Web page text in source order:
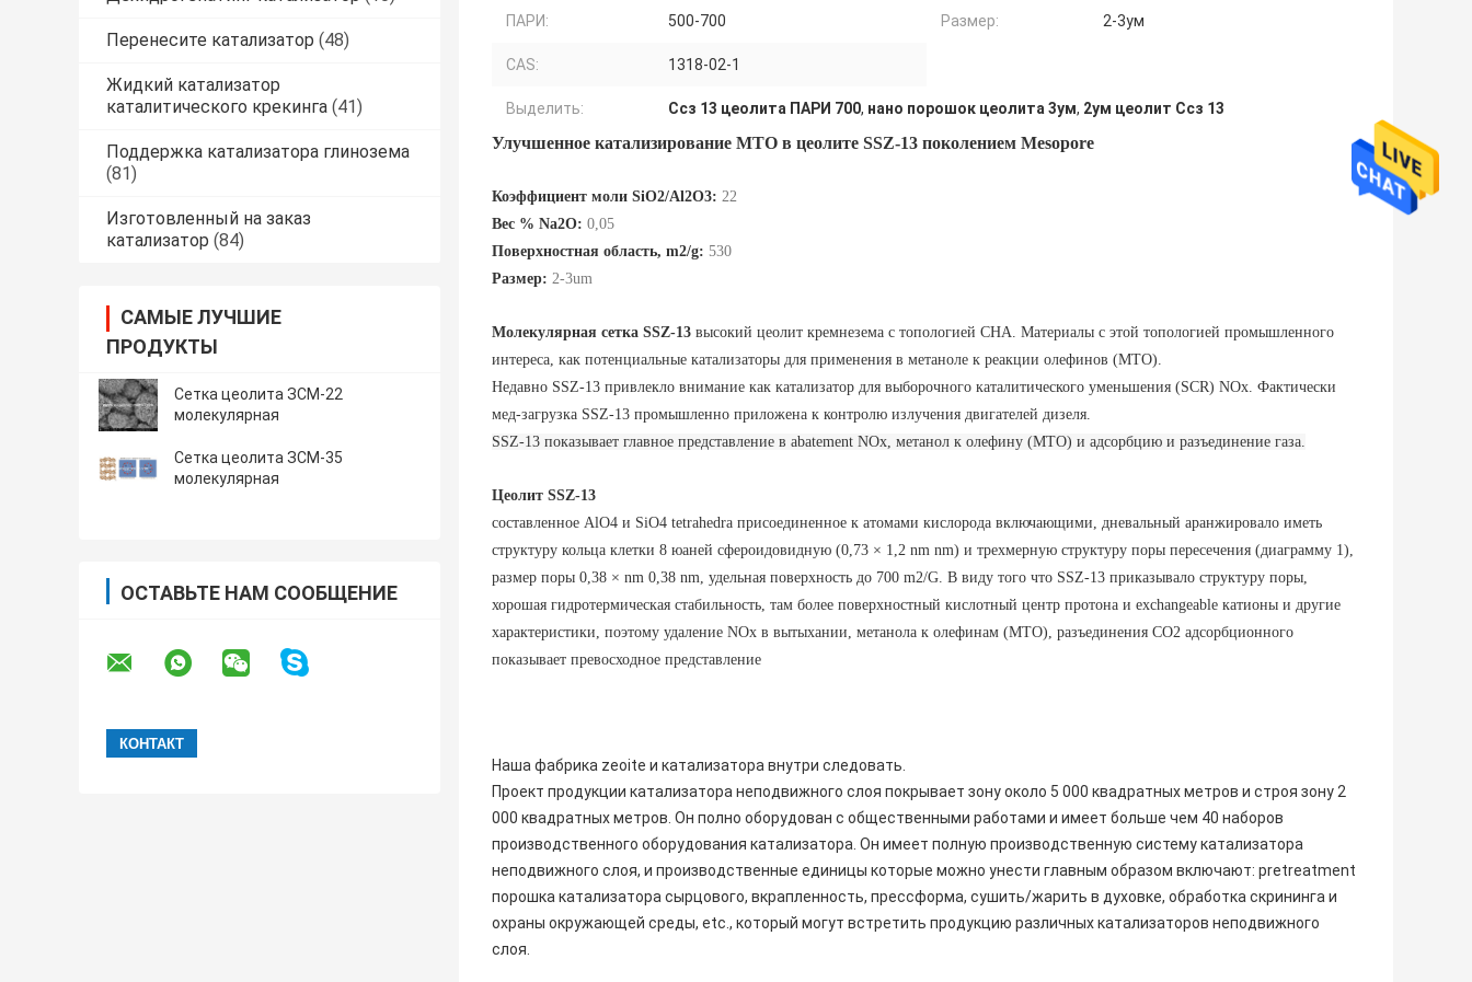
Перенесите катализатор (48)
Жидкий катализатор
каталитического крекинга (41)
Поддержка катализатора глинозема
(81)
Изготовленный на заказ
катализатор (84)
САМЫЕ ЛУЧШИЕ
ПРОДУКТЫ
Сетка цеолита ЗСМ-22
молекулярная
Сетка цеолита ЗСМ-35
молекулярная
ОСТАВЬТЕ НАМ СООБЩЕНИЕ
ПАРИ: 500-700 Размер: 2-3ум
CAS: 1318-02-1
Выделить: Ссз 13 цеолита ПАРИ 700, нано порошок цеолита 3ум, 2ум цеолит Ссз 13
Улучшенное катализирование MTO в цеолите SSZ-13 поколением Mesopore
Коэффициент моли SiO2/Al2O3: 22
Вес % Na2O: 0,05
Поверхностная область, m2/g: 530
Размер: 2-3um
Молекулярная сетка SSZ-13 высокий цеолит кремнезема с топологией CHA. Материалы с этой топологией промышленного
интереса, как потенциальные катализаторы для применения в метаноле к реакции олефинов (MTO).
Недавно SSZ-13 привлекло внимание как катализатор для выборочного каталитического уменьшения (SCR) NOx. Фактически
мед-загрузка SSZ-13 промышленно приложена к контролю излучения двигателей дизеля.
SSZ-13 показывает главное представление в abatement NOx, метанол к олефину (MTO) и адсорбцию и разъединение газа.
Цеолит SSZ-13
составленное AlO4 и SiO4 tetrahedra присоединенное к атомами кислорода включающими, дневальный аранжировало иметь
структуру кольца клетки 8 юаней сфероидовидную (0,73 × 1,2 nm nm) и трехмерную структуру поры пересечения (диаграмму 1),
размер поры 0,38 × nm 0,38 nm, удельная поверхность до 700 m2/G. В виду того что SSZ-13 приказывало структуру поры,
хорошая гидротермическая стабильность, там более поверхностный кислотный центр протона и exchangeable катионы и другие
характеристики, поэтому удаление NOx в вытыхании, метанола к олефинам (MTO), разъединения СО2 адсорбционного
показывает превосходное представление
Наша фабрика zeoite и катализатора внутри следовать.
Проект продукции катализатора неподвижного слоя покрывает зону около 5 000 квадратных метров и строя зону 2
000 квадратных метров. Он полно оборудован с общественными работами и имеет больше чем 40 наборов
производственного оборудования катализатора. Он имеет полную производственную систему катализатора
неподвижного слоя, и производственные единицы которые можно унести главным образом включают: pretreatment
порошка катализатора сырцового, вкрапленность, прессформа, сушить/жарить в духовке, обработка скрининга и
охраны окружающей среды, etc., который могут встретить продукцию различных катализаторов неподвижного
слоя.